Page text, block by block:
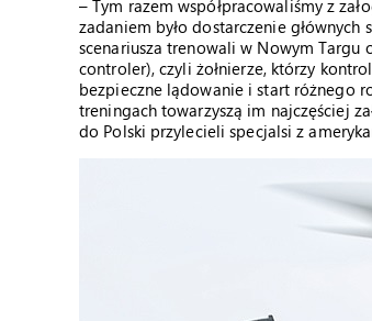
– Tym razem współpracowaliśmy z
zadaniem było dostarczenie głównych
scenariusza trenowali w Nowym
controler), czyli żołnierze, którzy
bezpieczne lądowanie i start różnego
treningach towarzyszą im najczęściej
do Polski przylecieli specjalsi z